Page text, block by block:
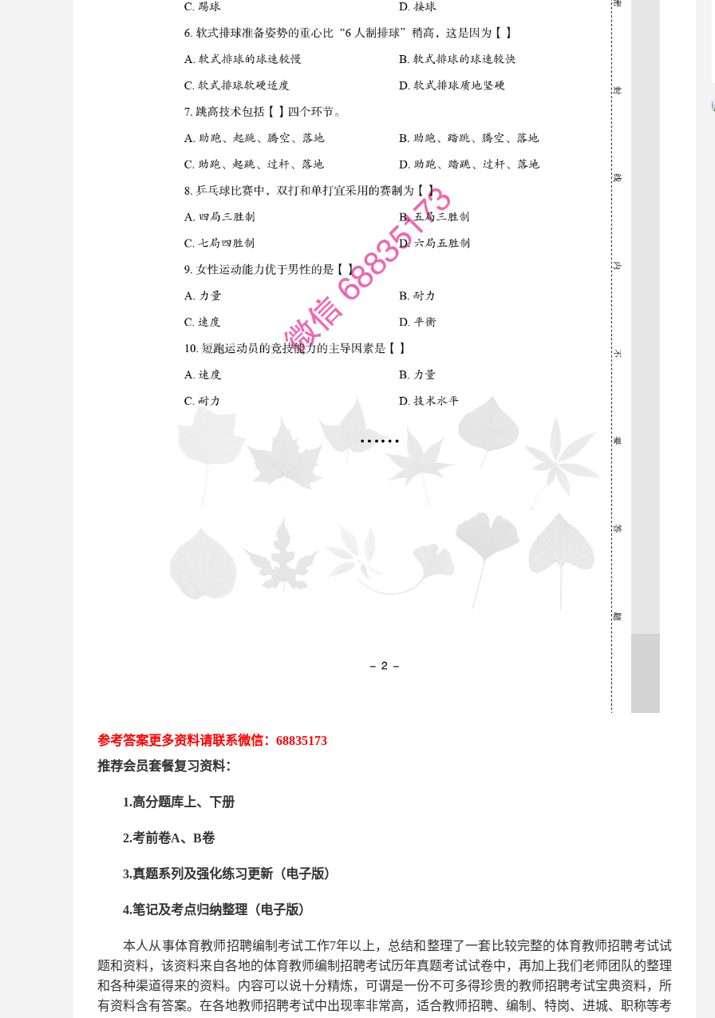
参考答案更多资料请联系微信： 68835173
推荐会员套餐复习资料：
1.高分题库上、下册
2.考前卷A、B卷
3.真题系列及强化练习更新（电子版）
4.笔记及考点归纳整理（电子版）
本人从事体育教师招聘编制考试工作7年以上，总结和整理了一套比较完整的体育教师招聘考试试
题和资料，该资料来自各地的体育教师编制招聘考试历年真题考试试卷中， 再加上我们 老师 团队的整理
和各种渠道得来的资料。内容可以说十分精炼，可谓是一份不可多得珍贵的教师招聘考试宝典资料，所
有资料含有答案。 在各地教师招聘考试中出现率非常高，适合教师招聘、编制、特岗、进城、职称等考